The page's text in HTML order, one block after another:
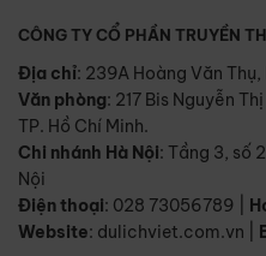
CÔNG TY CỔ PHẦN TRUYỀN
Địa chỉ: 239A Hoàng Văn Thụ,
Văn phòng: 217 Bis Nguyễn
TP. Hồ Chí Minh.
Chi nhánh Hà Nội: Tầng 3, số
Nội
Điện thoại: 028 73056789
Website: dulichviet.com.vn